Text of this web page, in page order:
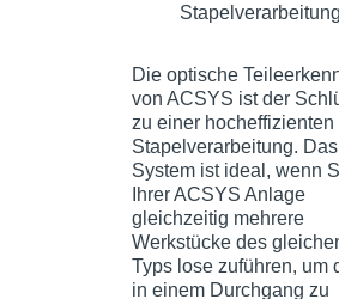
Die optische
von ACSYS ist der
zu einer hocheffizienten
Stapelverarbeitung. Das
System ist ideal, wenn
Ihrer ACSYS Anlage
gleichzeitig mehrere
Werkstücke des
Typs lose zuführen, um
in einem Durchgang zu